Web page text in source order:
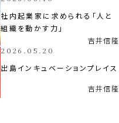
社内起業家に求められる「人と
組織を動かす力」
吉井信隆
2026.05.20
出島インキュベーションプレイス
吉井信隆